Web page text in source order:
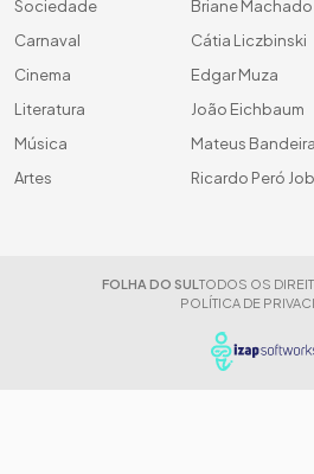
Sociedade
Carnaval
Cinema
Literatura
Música
Artes
Briane Machado
Cátia Liczbinski
Edgar Muza
João Eichbaum
Mateus Bandeira
Ricardo Peró Job
FOLHA DO SUL TODOS OS
POLÍTICA DE